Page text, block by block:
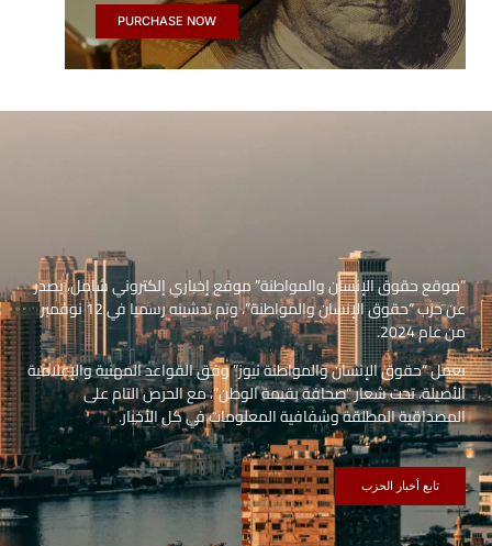
PURCHASE NOW
“موقع حقوق الإنسان والمواطنة” موقع إخباري إلكتروني شامل، يصدر
عن حزب “حقوق الإنسان والمواطنة”، وتم تدشينه رسميا في 12 نوفمبر
من عام 2024.
يعمل “حقوق الإنسان والمواطنة نيوز” وفق القواعد المهنية والإعلامية
الأصيلة، تحت شعار “صحافة بقيمة الوطن”، مع الحرص التام على
المصداقية المطلقة وشفافية المعلومات في كل الأخبار.
تابع أخبار الحزب